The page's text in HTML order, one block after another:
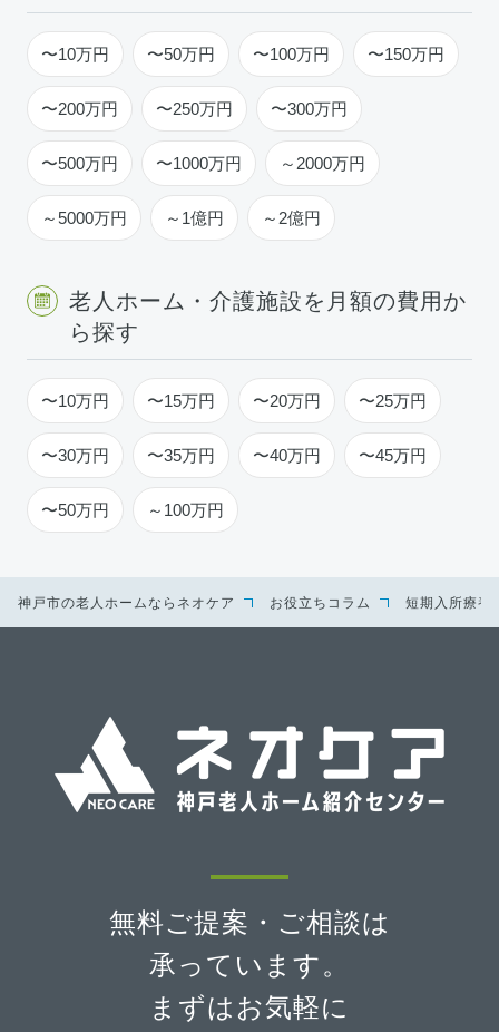
〜10万円 〜50万円 〜100万円 〜150万円
〜200万円 〜250万円 〜300万円
〜500万円 〜1000万円 ～2000万円
～5000万円 ～1億円 ～2億円
老人ホーム・介護施設を月額の費用か
ら探す
〜10万円 〜15万円 〜20万円 〜25万円
〜30万円 〜35万円 〜40万円 〜45万円
〜50万円 ～100万円
神戸市の老人ホームならネオケア お役立ちコラム 短期入所療養
無料ご提案・ご相談は
承っています。
まずはお気軽に